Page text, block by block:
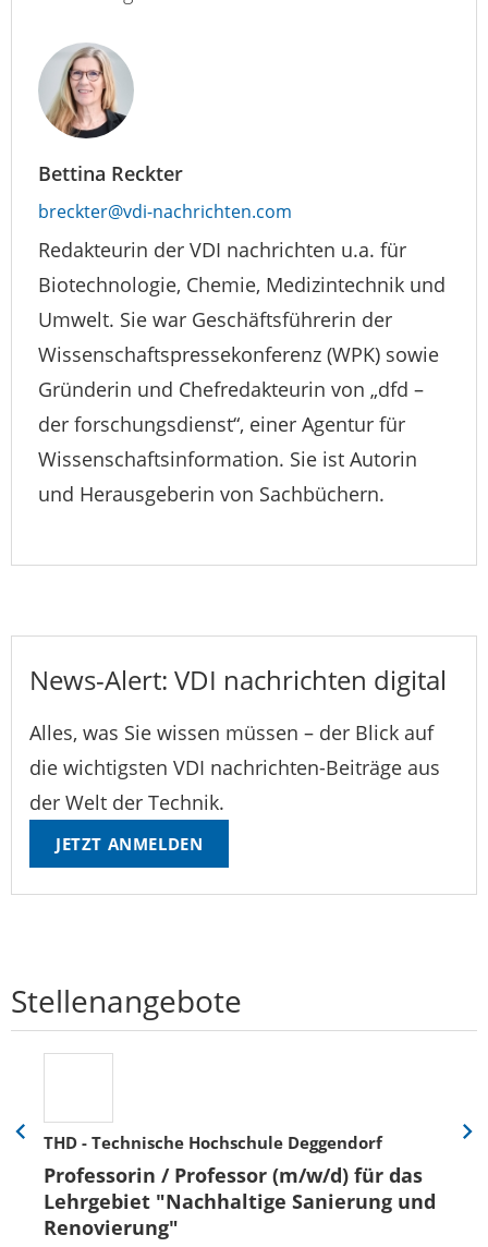
Bettina Reckter
breckter@vdi-nachrichten.com
Redakteurin der VDI nachrichten u.a. für
Biotechnologie, Chemie, Medizintechnik und
Umwelt. Sie war Geschäftsführerin der
Wissenschaftspressekonferenz (WPK) sowie
Gründerin und Chefredakteurin von „dfd –
der forschungsdienst“, einer Agentur für
Wissenschaftsinformation. Sie ist Autorin
und Herausgeberin von Sachbüchern.
News-Alert: VDI nachrichten digital
Alles, was Sie wissen müssen – der Blick auf
die wichtigsten VDI nachrichten-Beiträge aus
der Welt der Technik.
JETZT ANMELDEN
Stellenangebote
THD - Technische Hochschule Deggendorf
Professorin / Professor (m/w/d) für das
Lehrgebiet "Nachhaltige Sanierung und
Renovierung"
Eine
zurück
Eine